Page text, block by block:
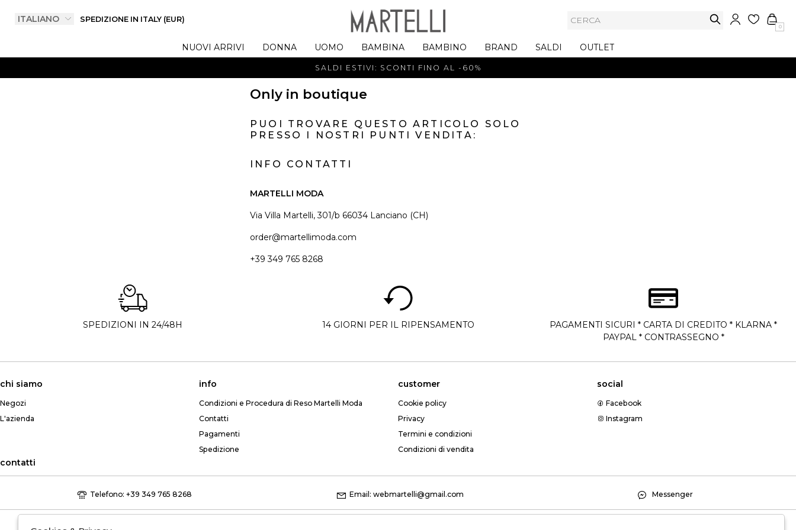
SPEDIZIONE IN ITALY (EUR)
0
NUOVI ARRIVI DONNA UOMO BAMBINA BAMBINO BRAND SALDI OUTLET
SALDI ESTIVI: SCONTI FINO AL -60%
Only in boutique
PUOI TROVARE QUESTO ARTICOLO SOLO
PRESSO I NOSTRI PUNTI VENDITA:
INFO CONTATTI
MARTELLI MODA
Via Villa Martelli, 301/b 66034 Lanciano (CH)
order@martellimoda.com
+39 349 765 8268
SPEDIZIONI IN 24/48H 14 GIORNI PER IL RIPENSAMENTO
PAGAMENTI SICURI * CARTA DI CREDITO * KLARNA *
PAYPAL * CONTRASSEGNO *
chi siamo
Negozi
L'azienda
info
Condizioni e Procedura di Reso Martelli Moda
Contatti
Pagamenti
Spedizione
customer
Cookie policy
Privacy
Termini e condizioni
Condizioni di vendita
social
Facebook
Instagram
contatti
Telefono: +39 349 765 8268 Email: webmartelli@gmail.com Messenger